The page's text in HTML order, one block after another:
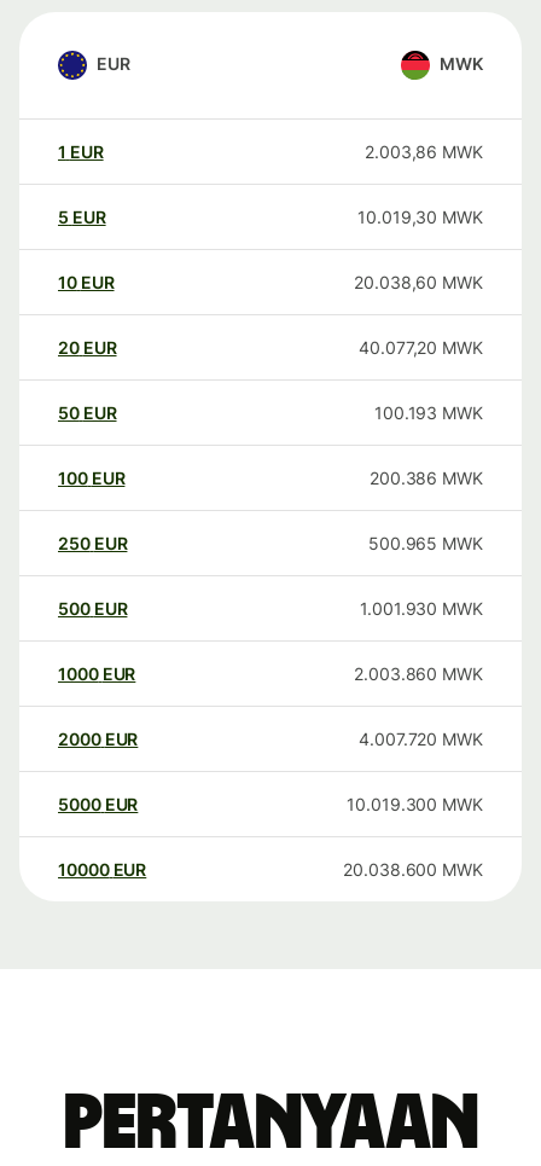
EUR MWK
1 EUR 2.003,86 MWK
5 EUR 10.019,30 MWK
10 EUR 20.038,60 MWK
20 EUR 40.077,20 MWK
50 EUR 100.193 MWK
100 EUR 200.386 MWK
250 EUR 500.965 MWK
500 EUR 1.001.930 MWK
1000 EUR 2.003.860 MWK
2000 EUR 4.007.720 MWK
5000 EUR 10.019.300 MWK
10000 EUR 20.038.600 MWK
Pertanyaan